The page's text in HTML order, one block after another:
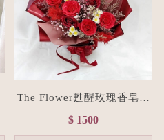
The Flower甦醒玫瑰香皂花
束M size(贈禮物提袋/全台
宅配）經典紅
$ 1500